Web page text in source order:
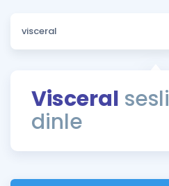
Sözlük
Rehberlik Aracı
ÖSYM Sınav Takvimi
Hakkımızda
Visceral sesli
dinle